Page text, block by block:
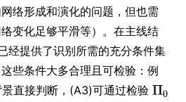
络形成和演化的问题，但也需
变化足够平滑等）。在主线结
经提供了识别所需的充分条件集
些条件大多合理且可检验：例
直接判断，(A3)可通过检验